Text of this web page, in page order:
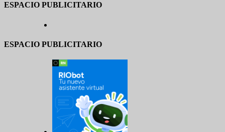
ESPACIO PUBLICITARIO
ESPACIO PUBLICITARIO